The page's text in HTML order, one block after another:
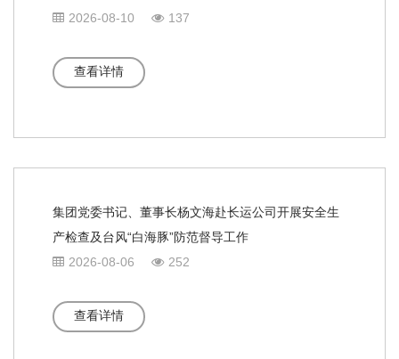
2026-08-10
137
查看详情
集团党委书记、董事长杨文海赴长运公司开展安全生
产检查及台风“白海豚”防范督导工作
2026-08-06
252
查看详情